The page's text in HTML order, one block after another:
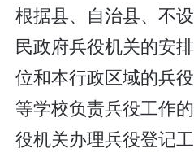
根据县、自治县、不
民政府兵役机关的安
位和本行政区域的兵
等学校负责兵役工作
役机关办理兵役登记工